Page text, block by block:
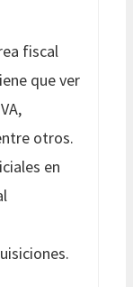
fiscal
que ver
otros.
en